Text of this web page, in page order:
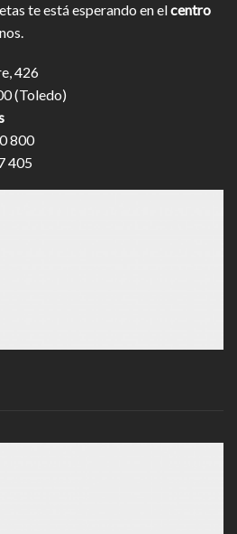
te está esperando en elcentro
426
(Toledo)
800
405